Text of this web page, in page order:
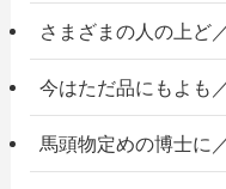
さまざまの人の上ど
今はただ品にもよも
馬頭物定めの博士に